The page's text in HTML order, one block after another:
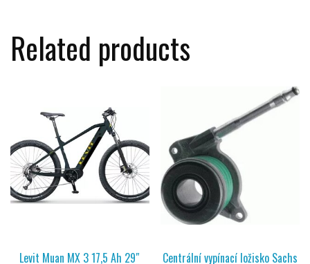
Related products
Levit Muan MX 3 17,5 Ah 29″ Centrální vypínací ložisko Sachs